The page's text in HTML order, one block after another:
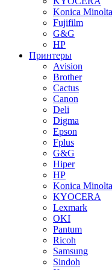
Konica Minolta
Fujifilm
G&G
HP
Принтеры
Avision
Brother
Cactus
Canon
Deli
Digma
Epson
Fplus
G&G
Hiper
HP
Konica Minolta
KYOCERA
Lexmark
OKI
Pantum
Ricoh
Samsung
Sindoh